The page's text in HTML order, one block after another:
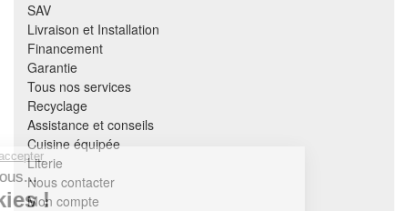
SAV
Livraison et Installation
Financement
Garantie
Tous nos services
Recyclage
Assistance et conseils
Cuisine équipée
Literie
Nous contacter
Mon compte